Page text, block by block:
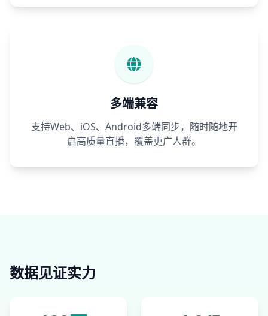
多端兼容
支持Web、iOS、Android多端同步，随时随地开
启高质量直播，覆盖更广人群。
数据见证实力